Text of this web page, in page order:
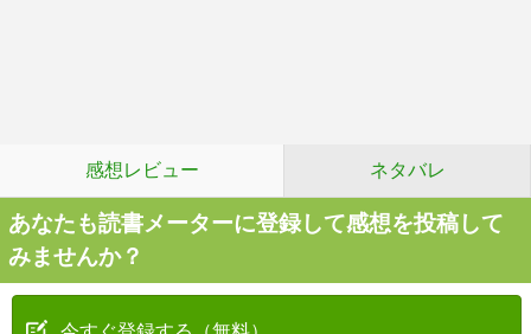
感想レビュー ネタバレ
あなたも読書メーターに登録して感想を投稿して
みませんか？